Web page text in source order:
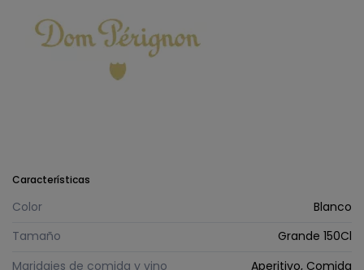
Características
Color
Blanco
Tamaño
Grande 150Cl
Maridajes de comida y vino
Aperitivo, Comida